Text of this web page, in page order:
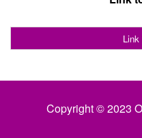
Link
Copyright © 2023